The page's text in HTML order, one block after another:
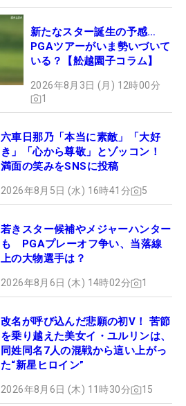
新たなスター誕生の予感…
PGAツアーがいま勢いづいて
いる？【舩越園子コラム】
2026年8月3日 (月) 12時00分
1
六車日那乃「本当に素敵」「大好
き」「心から尊敬」とゾッコン！
満面の笑みをSNSに投稿
2026年8月5日 (水) 16時41分 5
若きスター候補やメジャーハンター
も PGAプレーオフ争い、当落線
上の大物選手は？
2026年8月6日 (木) 14時02分 1
改名が呼び込んだ悲願の初V！ 苦節
を乗り越えた美女イ・ユルリンは、
同姓同名7人の混戦から這い上がっ
た“新星ヒロイン”
2026年8月6日 (木) 11時30分 15